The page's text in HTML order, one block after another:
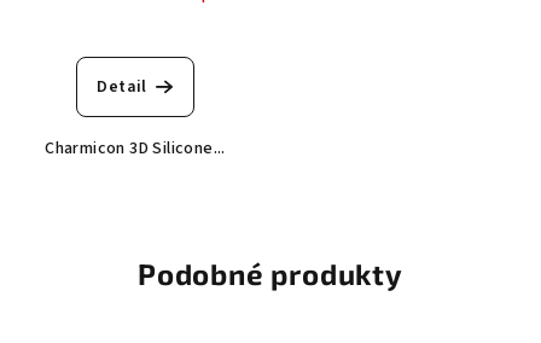
Detail
Charmicon 3D Silicone...
Podobné produkty